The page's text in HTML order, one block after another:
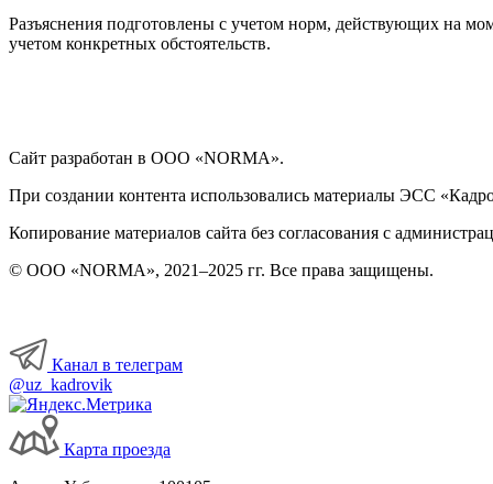
Разъяснения подготовлены с учетом норм, действующих на
учетом конкретных обстоятельств.
Сайт разработан в ООО «NORMA».
При создании контента использовались материалы ЭСС
Копирование материалов сайта без согласования с
© ООО «NORMA», 2021–2025 гг. Все права защищены.
Канал в телеграм
@uz_kadrovik
Карта проезда